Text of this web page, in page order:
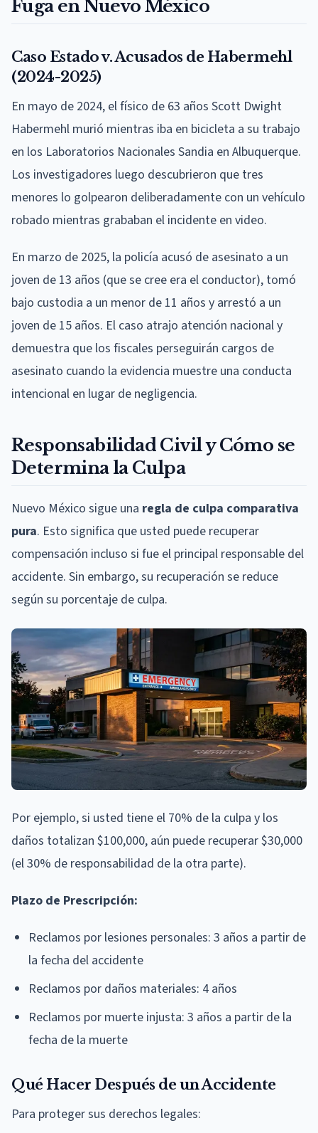
Fuga en Nuevo México
Caso Estado v. Acusados de Habermehl
(2024-2025)
En mayo de 2024, el físico de 63 años Scott Dwight
Habermehl murió mientras iba en bicicleta a su trabajo
en los Laboratorios Nacionales Sandia en Albuquerque.
Los investigadores luego descubrieron que tres
menores lo golpearon deliberadamente con un vehículo
robado mientras grababan el incidente en video.
En marzo de 2025, la policía acusó de asesinato a un
joven de 13 años (que se cree era el conductor), tomó
bajo custodia a un menor de 11 años y arrestó a un
joven de 15 años. El caso atrajo atención nacional y
demuestra que los fiscales perseguirán cargos de
asesinato cuando la evidencia muestre una conducta
intencional en lugar de negligencia.
Responsabilidad Civil y Cómo se
Determina la Culpa
Nuevo México sigue una regla de culpa comparativa
pura. Esto significa que usted puede recuperar
compensación incluso si fue el principal responsable del
accidente. Sin embargo, su recuperación se reduce
según su porcentaje de culpa.
Por ejemplo, si usted tiene el 70% de la culpa y los
daños totalizan $100,000, aún puede recuperar $30,000
(el 30% de responsabilidad de la otra parte).
Plazo de Prescripción:
Reclamos por lesiones personales: 3 años a partir de
la fecha del accidente
Reclamos por daños materiales: 4 años
Reclamos por muerte injusta: 3 años a partir de la
fecha de la muerte
Qué Hacer Después de un Accidente
Para proteger sus derechos legales: